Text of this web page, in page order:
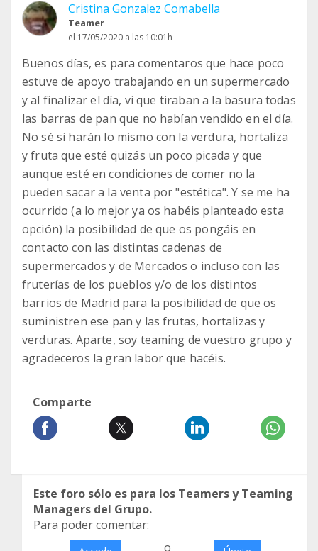
Cristina Gonzalez Comabella
Teamer
el 17/05/2020 a las 10:01h
Buenos días, es para comentaros que hace poco
estuve de apoyo trabajando en un supermercado
y al finalizar el día, vi que tiraban a la basura todas
las barras de pan que no habían vendido en el día.
No sé si harán lo mismo con la verdura, hortaliza
y fruta que esté quizás un poco picada y que
aunque esté en condiciones de comer no la
pueden sacar a la venta por "estética". Y se me ha
ocurrido (a lo mejor ya os habéis planteado esta
opción) la posibilidad de que os pongáis en
contacto con las distintas cadenas de
supermercados y de Mercados o incluso con las
fruterías de los pueblos y/o de los distintos
barrios de Madrid para la posibilidad de que os
suministren ese pan y las frutas, hortalizas y
verduras. Aparte, soy teaming de vuestro grupo y
agradeceros la gran labor que hacéis.
Comparte
Este foro sólo es para los Teamers y Teaming
Managers del Grupo.
Para poder comentar:
o